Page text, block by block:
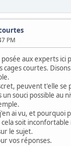
PM
aux experts ici
courtes. Disons
peuvent t'elle se
souci possible au
ai vu, et pourquoi
cela soit
le sujet.
vos réponses.